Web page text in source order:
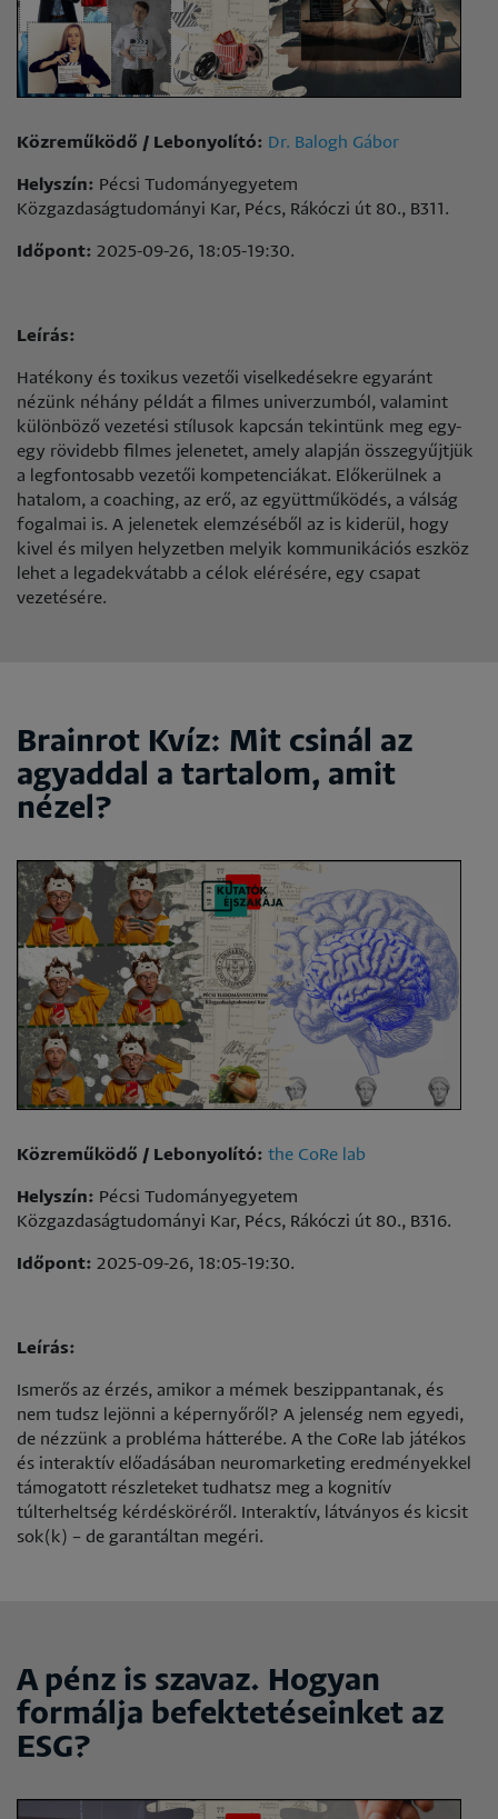
Közreműködő / Lebonyolító: Dr. Balogh Gábor
Helyszín: Pécsi Tudományegyetem
Közgazdaságtudományi Kar, Pécs, Rákóczi út 80., B311.
Időpont: 2025-09-26, 18:05-19:30.
Leírás:
Hatékony és toxikus vezetői viselkedésekre egyaránt
nézünk néhány példát a filmes univerzumból, valamint
különböző vezetési stílusok kapcsán tekintünk meg egy-
egy rövidebb filmes jelenetet, amely alapján összegyűjtjük
a legfontosabb vezetői kompetenciákat. Előkerülnek a
hatalom, a coaching, az erő, az együttműködés, a válság
fogalmai is. A jelenetek elemzéséből az is kiderül, hogy
kivel és milyen helyzetben melyik kommunikációs eszköz
lehet a legadekvátabb a célok elérésére, egy csapat
vezetésére.
Brainrot Kvíz: Mit csinál az
agyaddal a tartalom, amit
nézel?
Közreműködő / Lebonyolító: the CoRe lab
Helyszín: Pécsi Tudományegyetem
Közgazdaságtudományi Kar, Pécs, Rákóczi út 80., B316.
Időpont: 2025-09-26, 18:05-19:30.
Leírás:
Ismerős az érzés, amikor a mémek beszippantanak, és
nem tudsz lejönni a képernyőről? A jelenség nem egyedi,
de nézzünk a probléma hátterébe. A the CoRe lab játékos
és interaktív előadásában neuromarketing eredményekkel
támogatott részleteket tudhatsz meg a kognitív
túlterheltség kérdésköréről. Interaktív, látványos és kicsit
sok(k) – de garantáltan megéri.
A pénz is szavaz. Hogyan
formálja befektetéseinket az
ESG?